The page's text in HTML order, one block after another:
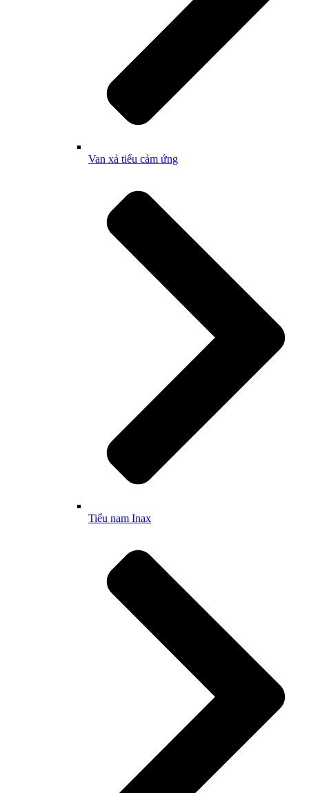
Van xả tiểu cảm ứng
Tiểu nam Inax